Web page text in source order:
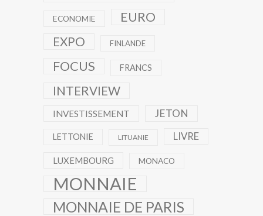
ECONOMIE EURO
EXPO FINLANDE
FOCUS FRANCS
INTERVIEW
INVESTISSEMENT JETON
LETTONIE LITUANIE LIVRE
LUXEMBOURG MONACO
MONNAIE
MONNAIE DE PARIS